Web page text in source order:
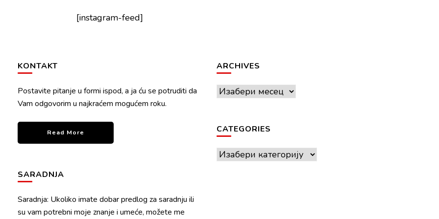
[instagram-feed]
KONTAKT
Postavite pitanje u formi ispod, a ja ću se potruditi da
Vam odgovorim u najkraćem mogućem roku.
Read More
SARADNJA
Saradnja: Ukoliko imate dobar predlog za saradnju ili
su vam potrebni moje znanje i umeće, možete me
ARCHIVES
Archives
CATEGORIES
Categories